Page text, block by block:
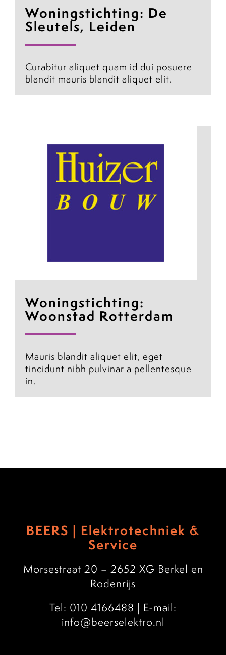
Woningstichting: De
Sleutels, Leiden
Curabitur aliquet quam id dui posuere
blandit mauris blandit aliquet elit.
Woningstichting:
Woonstad Rotterdam
Mauris blandit aliquet elit, eget
tincidunt nibh pulvinar a pellentesque
in.
BEERS | Elektrotechniek &
Service
Morsestraat 20 – 2652 XG Berkel en
Rodenrijs
Tel: 010 4166488 | E-mail:
info@beerselektro.nl